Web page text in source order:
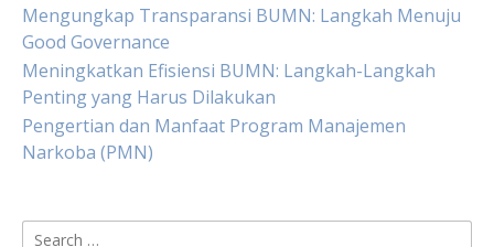
Mengungkap Transparansi BUMN: Langkah Menuju
Good Governance
Meningkatkan Efisiensi BUMN: Langkah-Langkah
Penting yang Harus Dilakukan
Pengertian dan Manfaat Program Manajemen
Narkoba (PMN)
Search